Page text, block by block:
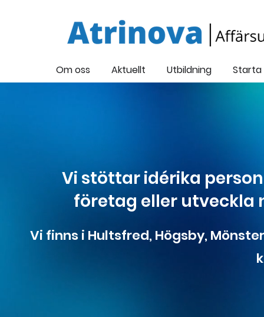
Om oss Aktuellt Utbildning
Vi stöttar idérika
företag eller utveckla
Vi finns i Hultsfred, Högsby,